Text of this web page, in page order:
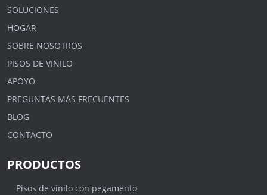
SOLUCIONES
HOGAR
SOBRE NOSOTROS
PISOS DE VINILO
APOYO
PREGUNTAS MÁS FRECUENTES
BLOG
CONTACTO
PRODUCTOS
Pisos de vinilo con pegamento